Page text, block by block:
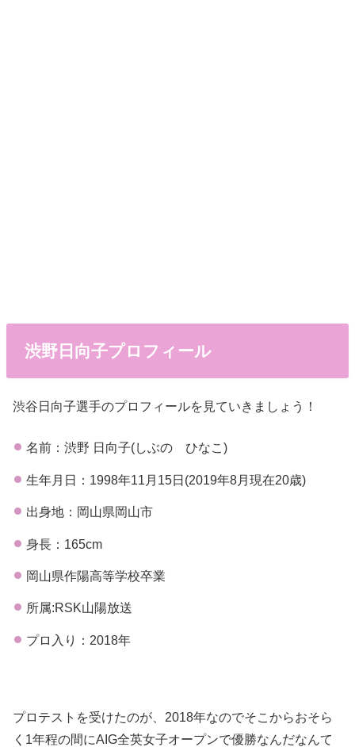
渋野日向子プロフィール
渋谷日向子選手のプロフィールを見ていきましょう！
名前：渋野 日向子(しぶの ひなこ)
生年月日：1998年11月15日(2019年8月現在20歳)
出身地：岡山県岡山市
身長：165cm
岡山県作陽高等学校卒業
所属:RSK山陽放送
プロ入り：2018年
プロテストを受けたのが、2018年なのでそこからおそら
く1年程の間にAIG全英女子オープンで優勝なんだなんて